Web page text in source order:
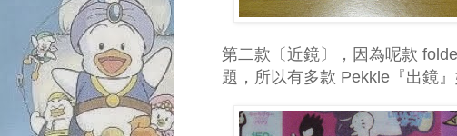
第二款〔近鏡〕，因為呢款
題，所以有多款 Pekkle『出鏡』